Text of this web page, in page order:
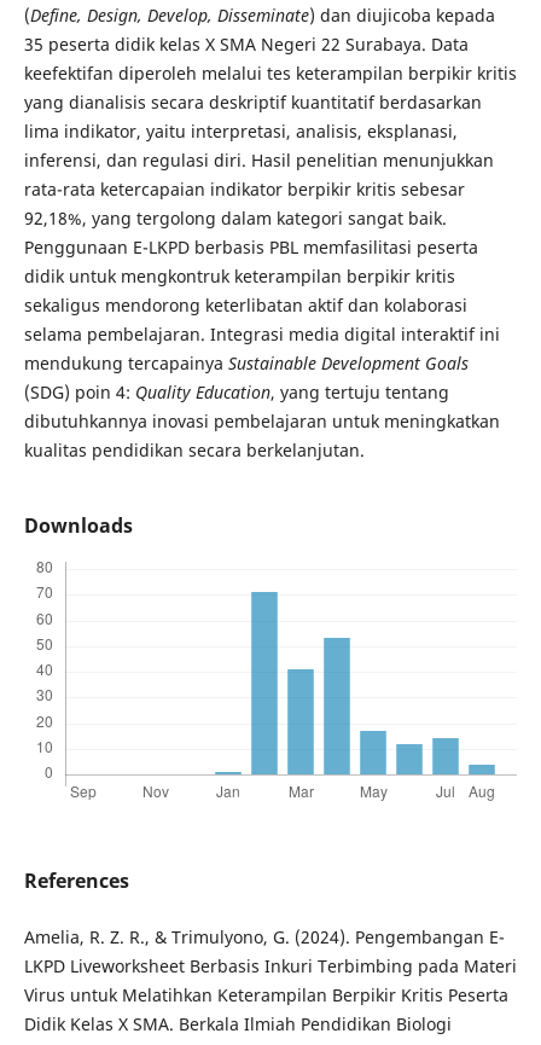
(Define, Design, Develop, Disseminate) dan diujicoba kepada
35 peserta didik kelas X SMA Negeri 22 Surabaya. Data
keefektifan diperoleh melalui tes keterampilan berpikir kritis
yang dianalisis secara deskriptif kuantitatif berdasarkan
lima indikator, yaitu interpretasi, analisis, eksplanasi,
inferensi, dan regulasi diri. Hasil penelitian menunjukkan
rata-rata ketercapaian indikator berpikir kritis sebesar
92,18%, yang tergolong dalam kategori sangat baik.
Penggunaan E-LKPD berbasis PBL memfasilitasi peserta
didik untuk mengkontruk keterampilan berpikir kritis
sekaligus mendorong keterlibatan aktif dan kolaborasi
selama pembelajaran. Integrasi media digital interaktif ini
mendukung tercapainya Sustainable Development Goals
(SDG) poin 4: Quality Education, yang tertuju tentang
dibutuhkannya inovasi pembelajaran untuk meningkatkan
kualitas pendidikan secara berkelanjutan.
Downloads
References
Amelia, R. Z. R., & Trimulyono, G. (2024). Pengembangan E-
LKPD Liveworksheet Berbasis Inkuri Terbimbing pada Materi
Virus untuk Melatihkan Keterampilan Berpikir Kritis Peserta
Didik Kelas X SMA. Berkala Ilmiah Pendidikan Biologi